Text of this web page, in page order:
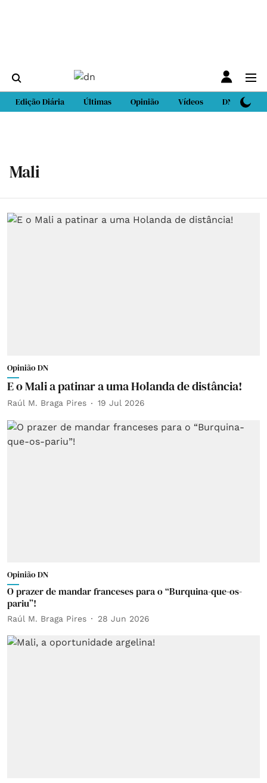
Edição Diária Últimas Opinião Vídeos DN Sport
Mali
Opinião DN
E o Mali a patinar a uma Holanda de distância!
Raúl M. Braga Pires 19 Jul 2026
Opinião DN
O prazer de mandar franceses para o “Burquina-que-os-
pariu”!
Raúl M. Braga Pires 28 Jun 2026